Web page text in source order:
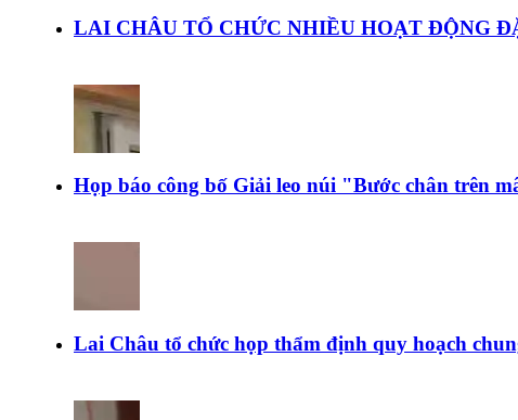
LAI CHÂU TỔ CHỨC NHIỀU HOẠT ĐỘNG
Họp báo công bố Giải leo núi "Bước chân trên
Lai Châu tổ chức họp thẩm định quy hoạch